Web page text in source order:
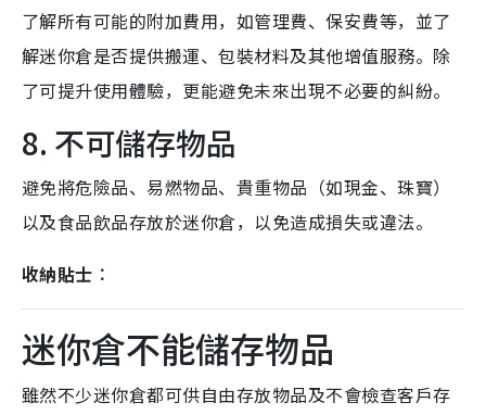
了解所有可能的附加費用，如管理費、保安費等，並了
解迷你倉是否提供搬運、包裝材料及其他增值服務。除
了可提升使用體驗，更能避免未來出現不必要的糾紛。
8. 不可儲存物品
避免將危險品、易燃物品、貴重物品（如現金、珠寶）
以及食品飲品存放於迷你倉，以免造成損失或違法。
收納貼士︰
迷你倉不能儲存物品
雖然不少迷你倉都可供自由存放物品及不會檢查客戶存